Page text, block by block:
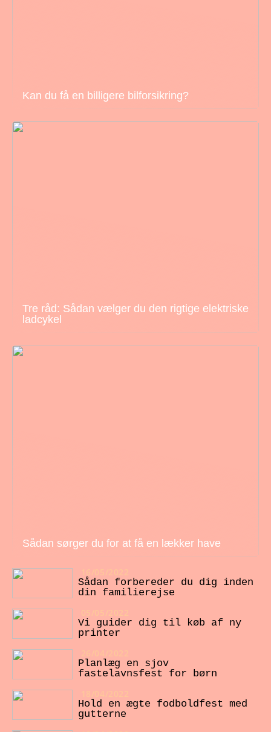
Kan du få en billigere bilforsikring?
Tre råd: Sådan vælger du den rigtige elektriske
ladcykel
Sådan sørger du for at få en lækker have
Sådan forbereder du dig inden
din familierejse
Vi guider dig til køb af ny
printer
Planlæg en sjov
fastelavnsfest for børn
Hold en ægte fodboldfest med
gutterne